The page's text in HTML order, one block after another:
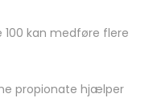
kan medføre flere
propionate hjælper